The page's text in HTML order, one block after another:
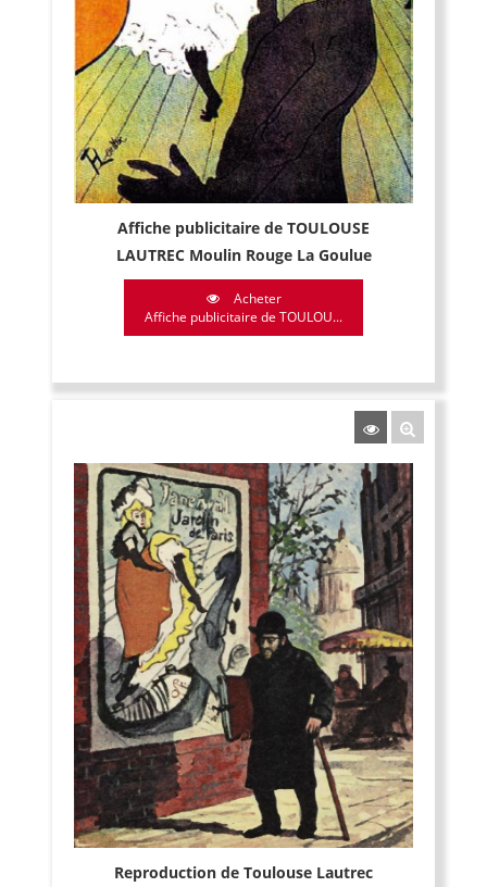
Affiche publicitaire de TOULOUSE
LAUTREC Moulin Rouge La Goulue
Acheter
Affiche publicitaire de TOULOU...
Reproduction de Toulouse Lautrec